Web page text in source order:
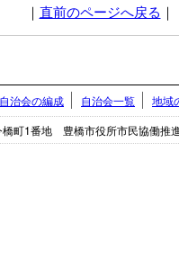
｜ 直前のページへ戻る ｜
自治会の編成 自治会一覧
地域
町1番地 豊橋市役所市民協働推